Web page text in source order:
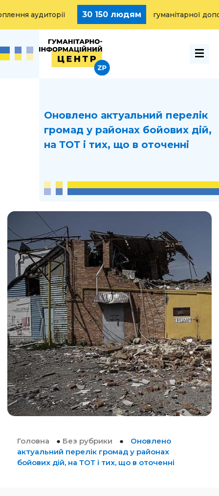
аудиторії 30 150 людям гуманітарної
Оновлено актуальний перелік
громад у районах бойових дій,
на ТОТ і тих, що в оточенні
Головна ● Без рубрики ●
Оновлено
актуальний перелік громад у районах
бойових дій, на ТОТ і тих, що в оточенні